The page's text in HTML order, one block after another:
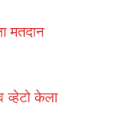
मतदान
व्हेटो केला